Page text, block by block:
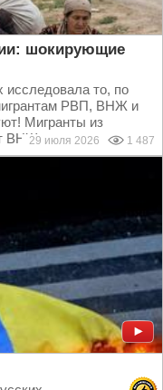
шокирующие
то, по
РВП, ВНЖ и
Мигранты из
ВНЖ и гражданство...
29 июля 2026 1 487